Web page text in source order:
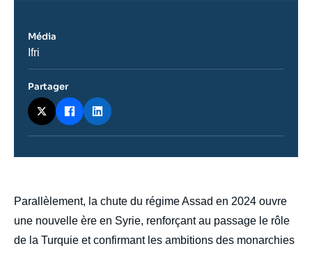
body
Parallèlement, la chute du régime Assad en 2024 ouvre
une nouvelle ère en Syrie, renforçant au passage le rôle
de la Turquie et confirmant les ambitions des monarchies
Média
Nom
revue
ou
émission
Ifri
Partager